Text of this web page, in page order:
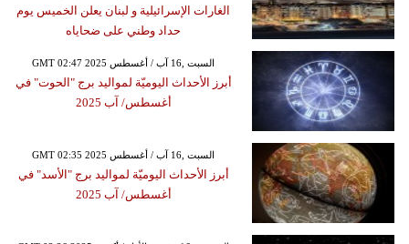
الغارات الإسرائيلية و لبنان يعلن الخميس يوم
حداد وطني على ضحاياه
GMT 02:47 2025 السبت ,16 آب / أغسطس
أبرز الأحداث اليوميّة لمواليد برج "الحوت" في
أغسطس/ آب 2025
GMT 02:35 2025 السبت ,16 آب / أغسطس
أبرز الأحداث اليوميّة لمواليد برج "الأسد" في
أغسطس/ آب 2025